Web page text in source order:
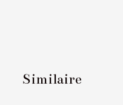
Similaire